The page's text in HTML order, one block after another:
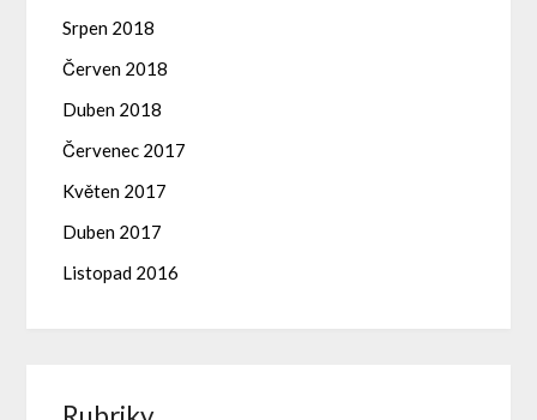
Srpen 2018
Červen 2018
Duben 2018
Červenec 2017
Květen 2017
Duben 2017
Listopad 2016